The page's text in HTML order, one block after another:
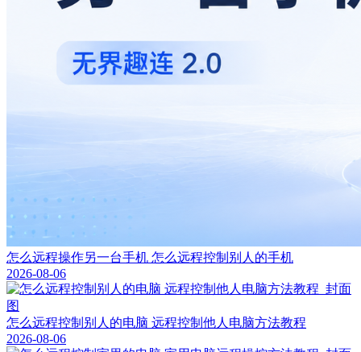
怎么远程操作另一台手机 怎么远程控制别人的手机
2026-08-06
怎么远程控制别人的电脑 远程控制他人电脑方法教程
2026-08-06